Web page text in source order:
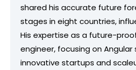
shared his accurate future
stages in eight countries,
His expertise as a future-
engineer, focusing on Angular
innovative startups and